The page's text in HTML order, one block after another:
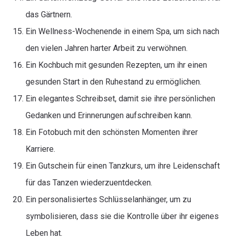
das Gärtnern.
Ein Wellness-Wochenende in einem Spa, um sich nach
den vielen Jahren harter Arbeit zu verwöhnen.
Ein Kochbuch mit gesunden Rezepten, um ihr einen
gesunden Start in den Ruhestand zu ermöglichen.
Ein elegantes Schreibset, damit sie ihre persönlichen
Gedanken und Erinnerungen aufschreiben kann.
Ein Fotobuch mit den schönsten Momenten ihrer
Karriere.
Ein Gutschein für einen Tanzkurs, um ihre Leidenschaft
für das Tanzen wiederzuentdecken.
Ein personalisiertes Schlüsselanhänger, um zu
symbolisieren, dass sie die Kontrolle über ihr eigenes
Leben hat.